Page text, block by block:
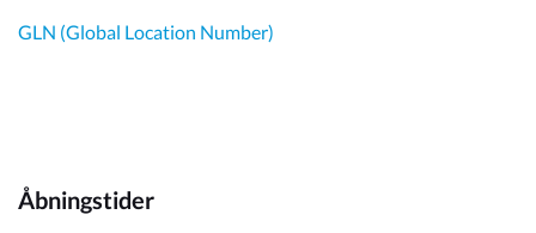
GLN (Global Location Number)
Åbningstider